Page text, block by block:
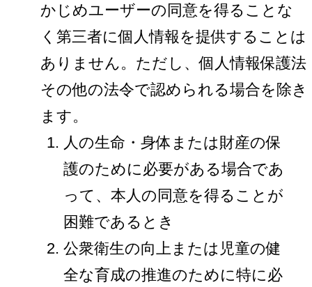
かじめユーザーの同意を得ることな
く第三者に個人情報を提供することは
ありません。ただし、個人情報保護法
その他の法令で認められる場合を除き
ます。
人の生命・身体または財産の保
護のために必要がある場合であ
って、本人の同意を得ることが
困難であるとき
公衆衛生の向上または児童の健
全な育成の推進のために特に必